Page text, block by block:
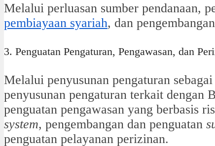
Melalui perluasan sumber pendanaan,
pembiayaan syariah, dan
3. Penguatan Pengaturan, Pengawasan, dan
Melalui penyusunan pengaturan
penyusunan pengaturan terkait dengan
penguatan pengawasan yang berbasis
system, pengembangan dan penguatan
penguatan pelayanan perizinan.